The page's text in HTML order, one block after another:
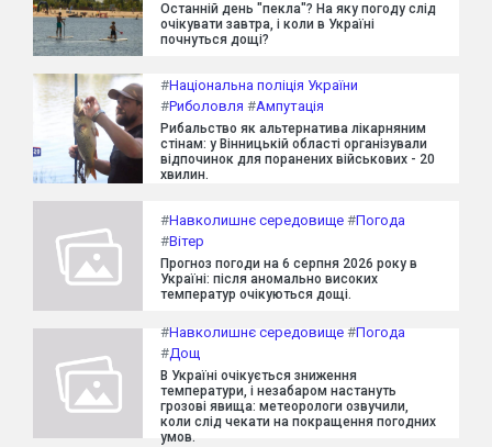
Останній день "пекла"? На яку погоду слід
очікувати завтра, і коли в Україні
почнуться дощі?
#Національна поліція України
#Риболовля #Ампутація
Рибальство як альтернатива лікарняним
стінам: у Вінницькій області організували
відпочинок для поранених військових - 20
хвилин.
#Навколишнє середовище #Погода
#Вітер
Прогноз погоди на 6 серпня 2026 року в
Україні: після аномально високих
температур очікуються дощі.
#Навколишнє середовище #Погода
#Дощ
В Україні очікується зниження
температури, і незабаром настануть
грозові явища: метеорологи озвучили,
коли слід чекати на покращення погодних
умов.